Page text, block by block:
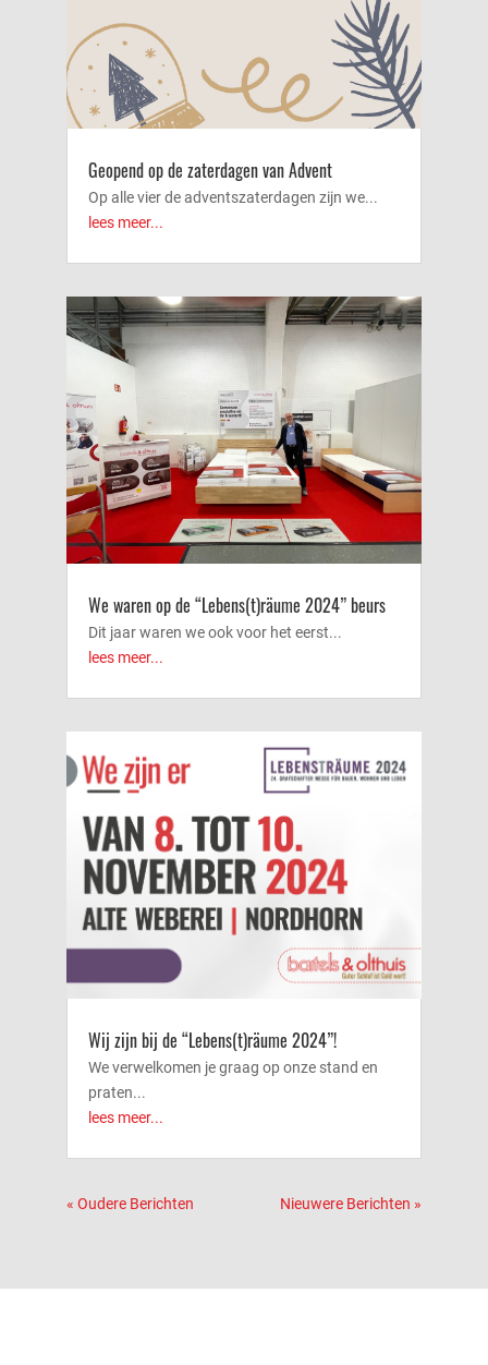
Geopend op de zaterdagen van Advent
Op alle vier de adventszaterdagen zijn we...
lees meer...
We waren op de “Lebens(t)räume 2024” beurs
Dit jaar waren we ook voor het eerst...
lees meer...
Wij zijn bij de “Lebens(t)räume 2024”!
We verwelkomen je graag op onze stand en
praten...
lees meer...
« Oudere Berichten Nieuwere Berichten »